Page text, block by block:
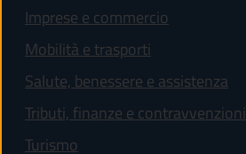
Imprese e commercio
Mobilità e trasporti
Salute, benessere e assistenza
Tributi, finanze e contravvenzioni
Turismo